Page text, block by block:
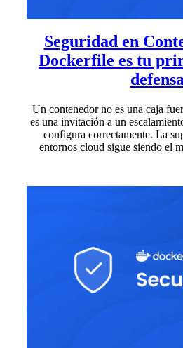
Seguridad en
Dockerfile es tu
Un contenedor no es una caja
es una invitación a un
configura correctamente. La
entornos cloud sigue siendo el